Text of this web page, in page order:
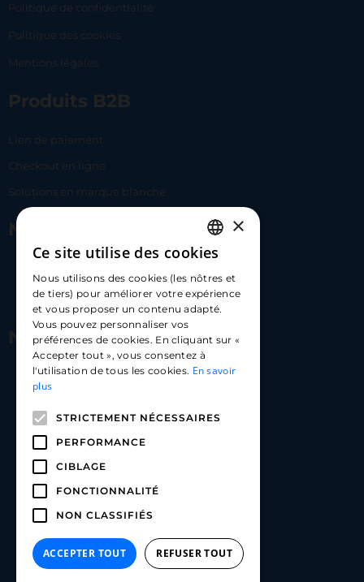
Politique de confidentialité
Politique des cookies
Mentions légales
Produits B2B
Lien de paiement
Checkout en ligne
Solutions en marque blanche
Nous contacter
hello@carloapp.com
Nous suivre
Carlo App | Instagram
Carlo App | Linkedin
FRENCH
ENGLISH
SPANISH
×
Ce site utilise des cookies
Nous utilisons des cookies (les nôtres et
de tiers) pour améliorer votre expérience
et vous proposer un contenu adapté.
Vous pouvez personnaliser vos
préférences de cookies. En cliquant sur «
Accepter tout », vous consentez à
l'utilisation de tous les cookies. En savoir
plus
STRICTEMENT NÉCESSAIRES
PERFORMANCE
CIBLAGE
FONCTIONNALITÉ
NON CLASSIFIÉS
ACCEPTER TOUT REFUSER TOUT